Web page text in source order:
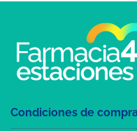
Condiciones de